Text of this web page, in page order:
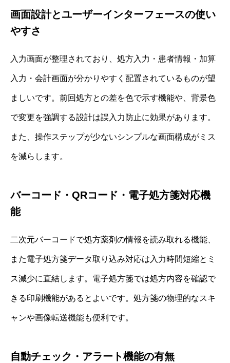
画面設計とユーザーインターフェースの使い
やすさ
入力画面が整理されており、処方入力・患者情報・加算
入力・会計画面が分かりやすく配置されているものが望
ましいです。前回処方との差を色で示す機能や、背景色
で変更を強調する設計は誤入力防止に効果があります。
また、操作ステップが少ないシンプルな画面構成がミス
を減らします。
バーコード・QRコード・電子処方箋対応機
能
二次元バーコードで処方薬剤の情報を読み取れる機能、
また電子処方箋データ取り込み対応は入力時間短縮とミ
ス減少に直結します。電子処方箋では処方内容を確認で
きる印刷機能があるとよいです。処方箋の物理的なスキ
ャンや画像転送機能も便利です。
自動チェック・アラート機能の有無